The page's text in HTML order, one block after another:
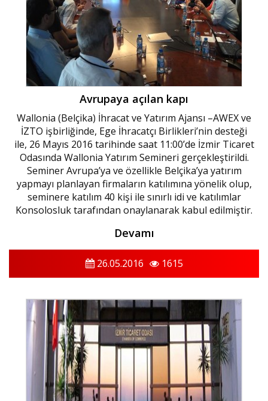
Avrupaya açılan kapı
Wallonia (Belçika) İhracat ve Yatırım Ajansı –AWEX ve
İZTO işbirliğinde, Ege İhracatçı Birlikleri’nin desteği
ile, 26 Mayıs 2016 tarihinde saat 11:00’de İzmir Ticaret
Odasında Wallonia Yatırım Semineri gerçekleştirildi.
Seminer Avrupa’ya ve özellikle Belçika’ya yatırım
yapmayı planlayan firmaların katılımına yönelik olup,
seminere katılım 40 kişi ile sınırlı idi ve katılımlar
Konsolosluk tarafından onaylanarak kabul edilmiştir.
Devamı
26.05.2016 1615